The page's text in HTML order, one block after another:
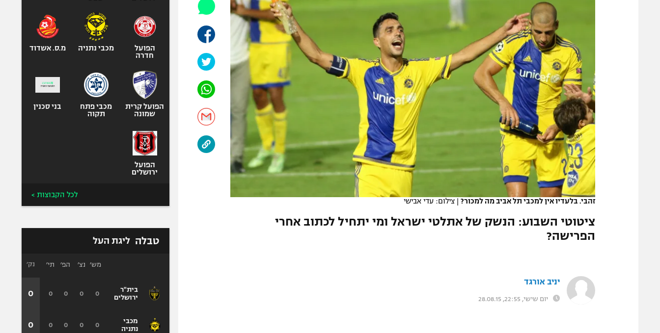
תקנון משתתפים וזוכים בפרסים
תקנון עבור פעילות אלקטרה
תקנון עבור פעילות ספורט 1 – "מרלן"
טניס
גיימינג E-Sports
תנאי שימוש
מדיניות פרטיות
תקנון פעילות ספורט 1
רשיון להקרנה פומבית לבית עסק
הצטרפות לחבילת הערוצים
לוח דרושים – ג'ובנט
המגזין
הפועל חיפה
מכבי נתניה
בני יהודה
ליגה ברזילאית
ליגות נוספות
אופניים
ספורט מוטורי
כדורמים
בייסבול MLB
ספורט אתגרי
אומנויות לחימה
זהבי. בלעדיו אין למכבי תל אביב מה למכור? | צילום: עדי אבישי
ציטוטי השבוע: הנשק של אתלטי ישראל ומי יתחיל לכתוב אחרי
הפרישה?
יניב אורגד
יום שישי, 22:55, 28.08.15
הפועל
חדרה
מכבי נתניה מ.ס. אשדוד
הפועל קרית
שמונה
מכבי פתח
תקוה
בני סכנין
הפועל
ירושלים
לכל הקבוצות >
טבלה ליגת העל
בית"ר
ירושלים
מכבי
נתניה
מש׳ נצ׳ הפ׳ תי׳
0
0
0
0
0
0
0
0
נק׳
0
0